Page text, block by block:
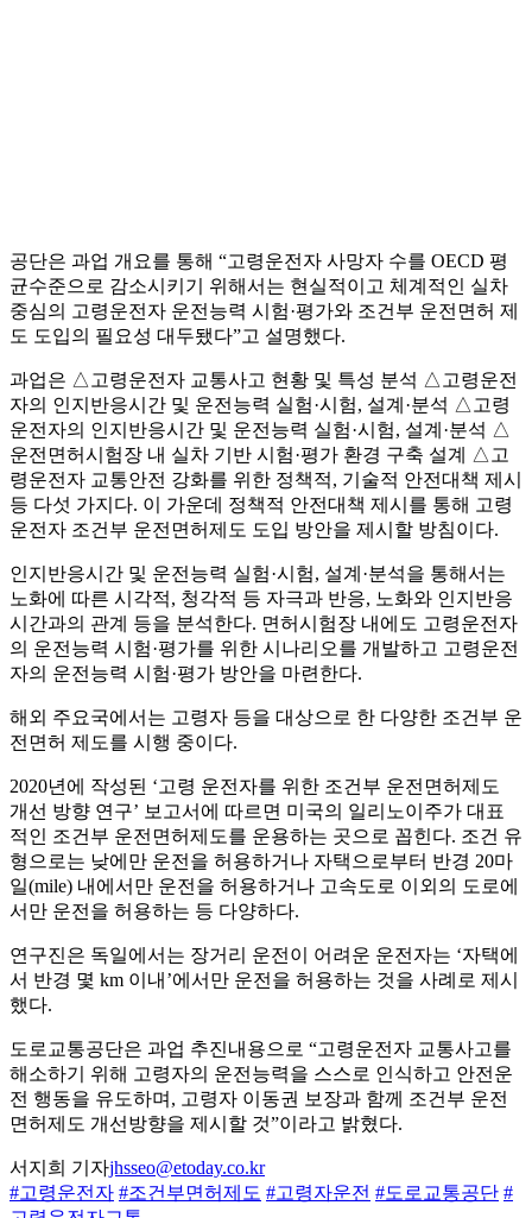
공단은 과업 개요를 통해 “고령운전자 사망자 수를 OECD 평
균수준으로 감소시키기 위해서는 현실적이고 체계적인 실차
중심의 고령운전자 운전능력 시험·평가와 조건부 운전면허 제
도 도입의 필요성 대두됐다”고 설명했다.
과업은 △고령운전자 교통사고 현황 및 특성 분석 △고령운전
자의 인지반응시간 및 운전능력 실험·시험, 설계·분석 △고령
운전자의 인지반응시간 및 운전능력 실험·시험, 설계·분석 △
운전면허시험장 내 실차 기반 시험·평가 환경 구축 설계 △고
령운전자 교통안전 강화를 위한 정책적, 기술적 안전대책 제시
등 다섯 가지다. 이 가운데 정책적 안전대책 제시를 통해 고령
운전자 조건부 운전면허제도 도입 방안을 제시할 방침이다.
인지반응시간 및 운전능력 실험·시험, 설계·분석을 통해서는
노화에 따른 시각적, 청각적 등 자극과 반응, 노화와 인지반응
시간과의 관계 등을 분석한다. 면허시험장 내에도 고령운전자
의 운전능력 시험·평가를 위한 시나리오를 개발하고 고령운전
자의 운전능력 시험·평가 방안을 마련한다.
해외 주요국에서는 고령자 등을 대상으로 한 다양한 조건부 운
전면허 제도를 시행 중이다.
2020년에 작성된 ‘고령 운전자를 위한 조건부 운전면허제도
개선 방향 연구’ 보고서에 따르면 미국의 일리노이주가 대표
적인 조건부 운전면허제도를 운용하는 곳으로 꼽힌다. 조건 유
형으로는 낮에만 운전을 허용하거나 자택으로부터 반경 20마
일(mile) 내에서만 운전을 허용하거나 고속도로 이외의 도로에
서만 운전을 허용하는 등 다양하다.
연구진은 독일에서는 장거리 운전이 어려운 운전자는 ‘자택에
서 반경 몇 km 이내’에서만 운전을 허용하는 것을 사례로 제시
했다.
도로교통공단은 과업 추진내용으로 “고령운전자 교통사고를
해소하기 위해 고령자의 운전능력을 스스로 인식하고 안전운
전 행동을 유도하며, 고령자 이동권 보장과 함께 조건부 운전
면허제도 개선방향을 제시할 것”이라고 밝혔다.
서지희 기자jhsseo@etoday.co.kr
#고령운전자 #조건부면허제도 #고령자운전 #도로교통공단 #